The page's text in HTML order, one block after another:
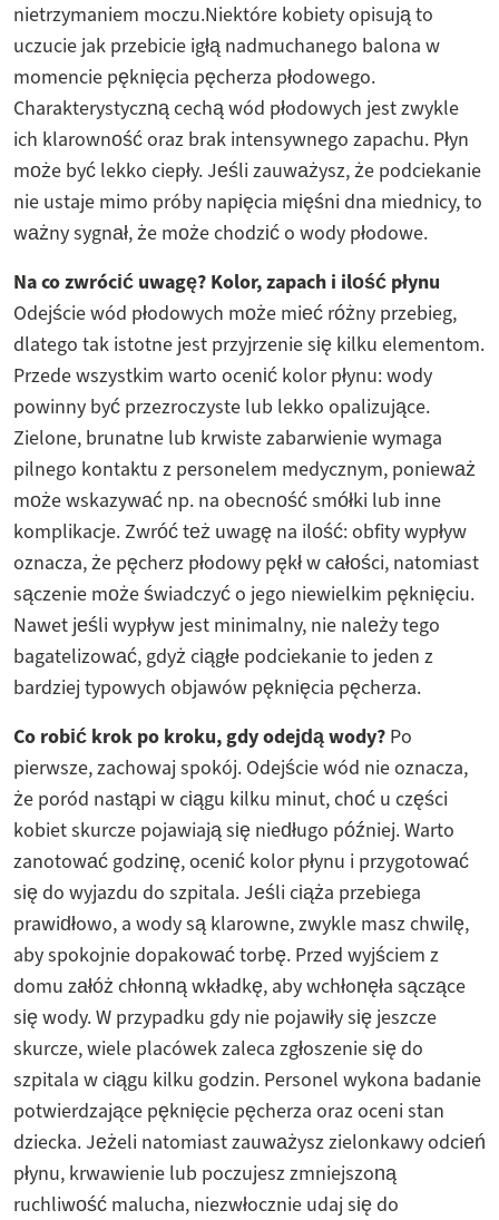
nietrzymaniem moczu.Niektóre kobiety opisują to
uczucie jak przebicie igłą nadmuchanego balona w
momencie pęknięcia pęcherza płodowego.
Charakterystyczną cechą wód płodowych jest zwykle
ich klarowność oraz brak intensywnego zapachu. Płyn
może być lekko ciepły. Jeśli zauważysz, że podciekanie
nie ustaje mimo próby napięcia mięśni dna miednicy, to
ważny sygnał, że może chodzić o wody płodowe.
Na co zwrócić uwagę? Kolor, zapach i ilość płynu
Odejście wód płodowych może mieć różny przebieg,
dlatego tak istotne jest przyjrzenie się kilku elementom.
Przede wszystkim warto ocenić kolor płynu: wody
powinny być przezroczyste lub lekko opalizujące.
Zielone, brunatne lub krwiste zabarwienie wymaga
pilnego kontaktu z personelem medycznym, ponieważ
może wskazywać np. na obecność smółki lub inne
komplikacje. Zwróć też uwagę na ilość: obfity wypływ
oznacza, że pęcherz płodowy pękł w całości, natomiast
sączenie może świadczyć o jego niewielkim pęknięciu.
Nawet jeśli wypływ jest minimalny, nie należy tego
bagatelizować, gdyż ciągłe podciekanie to jeden z
bardziej typowych objawów pęknięcia pęcherza.
Co robić krok po kroku, gdy odejdą wody? Po
pierwsze, zachowaj spokój. Odejście wód nie oznacza,
że poród nastąpi w ciągu kilku minut, choć u części
kobiet skurcze pojawiają się niedługo później. Warto
zanotować godzinę, ocenić kolor płynu i przygotować
się do wyjazdu do szpitala. Jeśli ciąża przebiega
prawidłowo, a wody są klarowne, zwykle masz chwilę,
aby spokojnie dopakować torbę. Przed wyjściem z
domu załóż chłonną wkładkę, aby wchłonęła sączące
się wody. W przypadku gdy nie pojawiły się jeszcze
skurcze, wiele placówek zaleca zgłoszenie się do
szpitala w ciągu kilku godzin. Personel wykona badanie
potwierdzające pęknięcie pęcherza oraz oceni stan
dziecka. Jeżeli natomiast zauważysz zielonkawy odcień
płynu, krwawienie lub poczujesz zmniejszoną
ruchliwość malucha, niezwłocznie udaj się do